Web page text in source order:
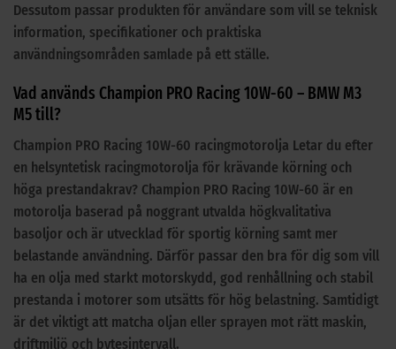
Dessutom passar produkten för användare som vill se teknisk
information, specifikationer och praktiska
användningsområden samlade på ett ställe.
Vad används Champion PRO Racing 10W-60 – BMW M3
M5 till?
Champion PRO Racing 10W-60 racingmotorolja Letar du efter
en helsyntetisk racingmotorolja för krävande körning och
höga prestandakrav? Champion PRO Racing 10W-60 är en
motorolja baserad på noggrant utvalda högkvalitativa
basoljor och är utvecklad för sportig körning samt mer
belastande användning. Därför passar den bra för dig som vill
ha en olja med starkt motorskydd, god renhållning och stabil
prestanda i motorer som utsätts för hög belastning. Samtidigt
är det viktigt att matcha oljan eller sprayen mot rätt maskin,
driftmiljö och bytesintervall.